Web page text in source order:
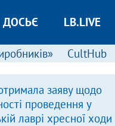
ДОСЬЄ LB.LIVE
CultHub
заяву щодо
проведення у
лаврі хресної ходи